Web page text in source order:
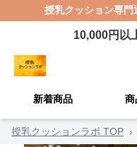
授乳クッション専門
10,000円以
新着商品 商
授乳クッションラボ TOP ›